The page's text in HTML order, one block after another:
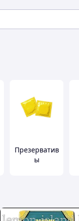
Презерватив
ы